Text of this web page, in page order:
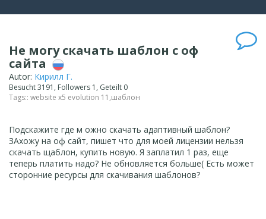
Не могу скачать шаблон с оф
сайта
Autor: Кирилл Г.
Besucht 3191, Followers 1, Geteilt 0
Tags:: website x5 evolution 11 ,шаблон
Подскажите где м ожно скачать адаптивный шаблон?
ЗАхожу на оф сайт, пишет что для моей лицензии нельзя
скачать щаблон, купить новую. Я заплатил 1 раз, еще
теперь платить надо? Не обновляется больше( Есть может
сторонние ресурсы для скачивания шаблонов?